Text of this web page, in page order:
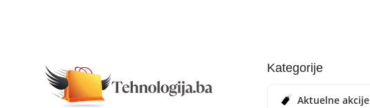
Kategorije
Aktuelne akcije